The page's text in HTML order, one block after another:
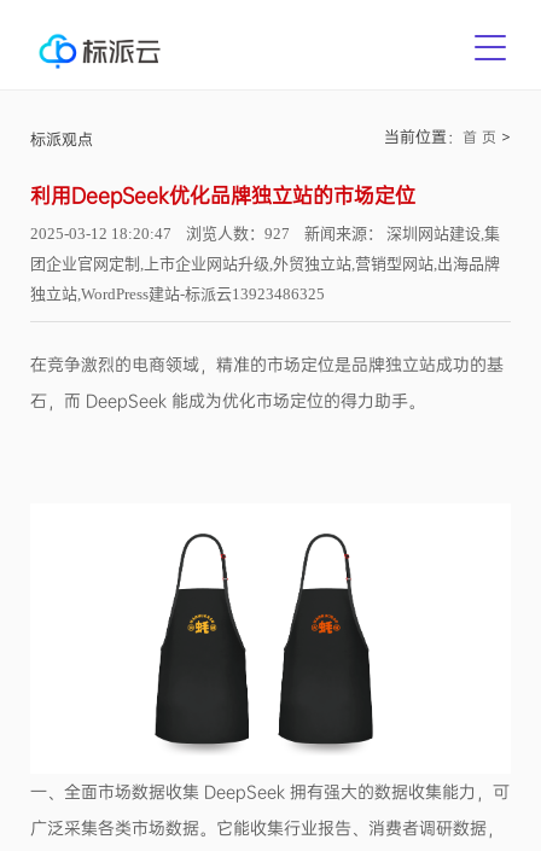
标派观点 当前位置： 首 页 >
利用DeepSeek优化品牌独立站的市场定位
2025-03-12 18:20:47 浏览人数：927 新闻来源： 深圳网站建设,集
团企业官网定制,上市企业网站升级,外贸独立站,营销型网站,出海品牌
独立站,WordPress建站-标派云13923486325
在竞争激烈的电商领域，精准的市场定位是品牌独立站成功的基
石，而 DeepSeek 能成为优化市场定位的得力助手。
一、全面市场数据收集 DeepSeek 拥有强大的数据收集能力，可
广泛采集各类市场数据。它能收集行业报告、消费者调研数据，